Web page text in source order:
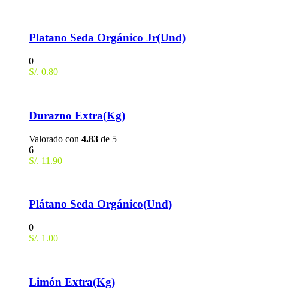
Platano Seda Orgánico Jr(Und)
0
S/. 0.80
Durazno Extra(Kg)
Valorado con 4.83 de 5
6
S/. 11.90
Plátano Seda Orgánico(Und)
0
S/. 1.00
Limón Extra(Kg)